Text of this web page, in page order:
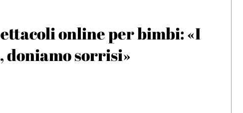
online per bimbi: «I
doniamo sorrisi»